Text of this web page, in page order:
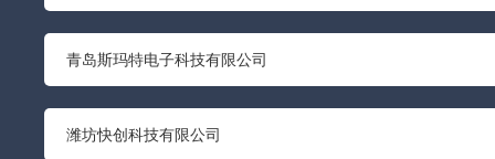
青岛斯玛特电子科技有限公司
潍坊快创科技有限公司